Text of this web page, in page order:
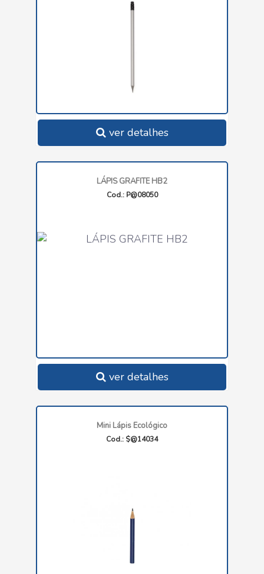
ver detalhes
LÁPIS GRAFITE HB2
Cod.: P@08050
ver detalhes
Mini Lápis Ecológico
Cod.: $@14034